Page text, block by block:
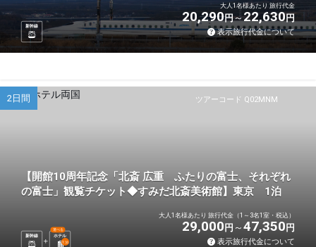
新幹線
大人1名様あたり 旅行代金
20,290円 22,630円
表示旅行代金について
ツアーコード Q02MNM
2日間
【開館10周年記念「北斎 広重 ふたりの富士、それぞれ
の富士」観覧チケット◆すみだ北斎美術館】東京 1泊
新幹線 ホテル
選べる
1 泊
大人1名様あたり 旅行代金（1～3名1室・税込）
29,000 円 47,350 円
表示旅行代金について